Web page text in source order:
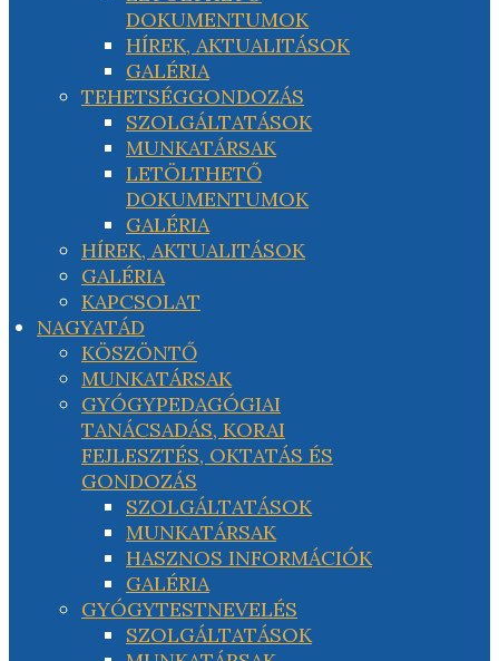
DOKUMENTUMOK
HÍREK, AKTUALITÁSOK
GALÉRIA
TEHETSÉGGONDOZÁS
SZOLGÁLTATÁSOK
MUNKATÁRSAK
LETÖLTHETŐ
DOKUMENTUMOK
GALÉRIA
HÍREK, AKTUALITÁSOK
GALÉRIA
KAPCSOLAT
NAGYATÁD
KÖSZÖNTŐ
MUNKATÁRSAK
GYÓGYPEDAGÓGIAI
TANÁCSADÁS, KORAI
FEJLESZTÉS, OKTATÁS ÉS
GONDOZÁS
SZOLGÁLTATÁSOK
MUNKATÁRSAK
HASZNOS INFORMÁCIÓK
GALÉRIA
GYÓGYTESTNEVELÉS
SZOLGÁLTATÁSOK